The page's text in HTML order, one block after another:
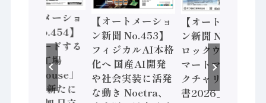
【オートメーショ
ン新聞 No.454】
世界をリードする
先進的な工場
「Lighthouse」
2026年は新たに
【オートメーショ
ン新聞 No.453】
フィジカルAI本格
化へ 国産AI開発
や社会実装に活発
な動き Noetra、
【オートメーショ
ン新聞 No.452】
ロックウェル「ス
マートマニュファ
クチャリング報告
書2026」、日本